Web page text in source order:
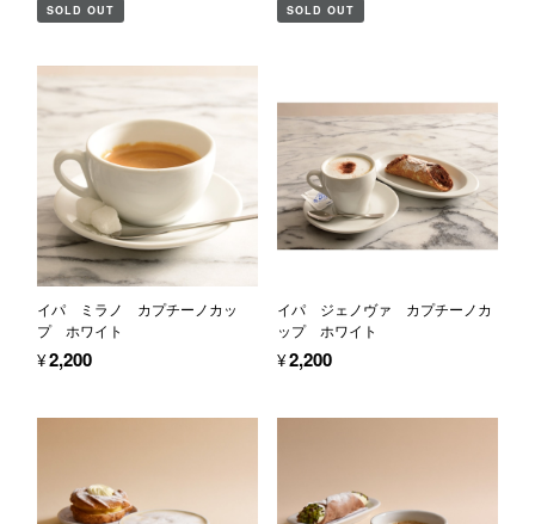
SOLD OUT SOLD OUT
イパ ミラノ カプチーノカッ
プ ホワイト
¥2,200
イパ ジェノヴァ カプチーノカ
ップ ホワイト
¥2,200